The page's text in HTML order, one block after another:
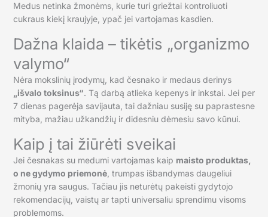
Medus netinka žmonėms, kurie turi griežtai kontroliuoti
cukraus kiekį kraujyje, ypač jei vartojamas kasdien.
Dažna klaida – tikėtis „organizmo
valymo“
Nėra mokslinių įrodymų, kad česnako ir medaus derinys
„išvalo toksinus“. Tą darbą atlieka kepenys ir inkstai. Jei per
7 dienas pagerėja savijauta, tai dažniau susiję su paprastesne
mityba, mažiau užkandžių ir didesniu dėmesiu savo kūnui.
Kaip į tai žiūrėti sveikai
Jei česnakas su medumi vartojamas kaip maisto produktas,
o ne gydymo priemonė, trumpas išbandymas daugeliui
žmonių yra saugus. Tačiau jis neturėtų pakeisti gydytojo
rekomendacijų, vaistų ar tapti universaliu sprendimu visoms
problemoms.